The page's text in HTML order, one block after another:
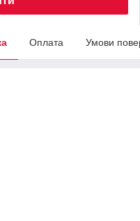
Оплата Умови